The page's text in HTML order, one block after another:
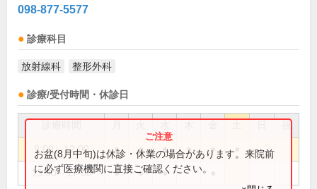
098-877-5577
診療科目
放射線科 整形外科
診療/受付時間・休診日
祝
9:00～12:00 ● ● ● ● ●
13:00～17:00 ● ● ●
お盆(8月中旬)は休診・休業の場合があります。来院前
に必ず医療機関に直接ご確認ください。